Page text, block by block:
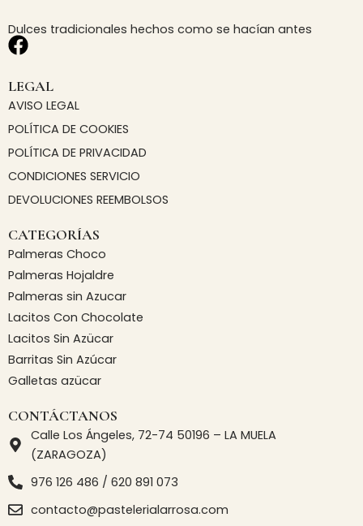
Dulces tradicionales hechos como se hacían antes
F
c
e
b
o
o
k
LEGAL
AVISO LEGAL
POLÍTICA DE COOKIES
POLÍTICA DE PRIVACIDAD
CONDICIONES SERVICIO
DEVOLUCIONES REEMBOLSOS
CATEGORÍAS
Palmeras Choco
Palmeras Hojaldre
Palmeras sin Azucar
Lacitos Con Chocolate
Lacitos Sin Azücar
Barritas Sin Azúcar
Galletas azücar
CONTÁCTANOS
Calle Los Ángeles, 72-74 50196 – LA MUELA
(ZARAGOZA)
976 126 486 / 620 891 073
contacto@pastelerialarrosa.com